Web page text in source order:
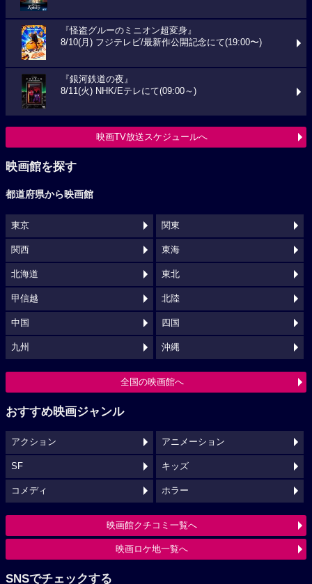
『怪盗グルーのミニオン超変身』
8/10(月) フジテレビ/最新作公開記念にて(19:00〜)
『銀河鉄道の夜』
8/11(火) NHK/Eテレにて(09:00～)
映画TV放送スケジュールへ
映画館を探す
都道府県から映画館
東京 関東
関西 東海
北海道 東北
甲信越 北陸
中国 四国
九州 沖縄
全国の映画館へ
おすすめ映画ジャンル
アクション アニメーション
SF キッズ
コメディ ホラー
映画館クチコミ一覧へ
映画ロケ地一覧へ
SNSでチェックする